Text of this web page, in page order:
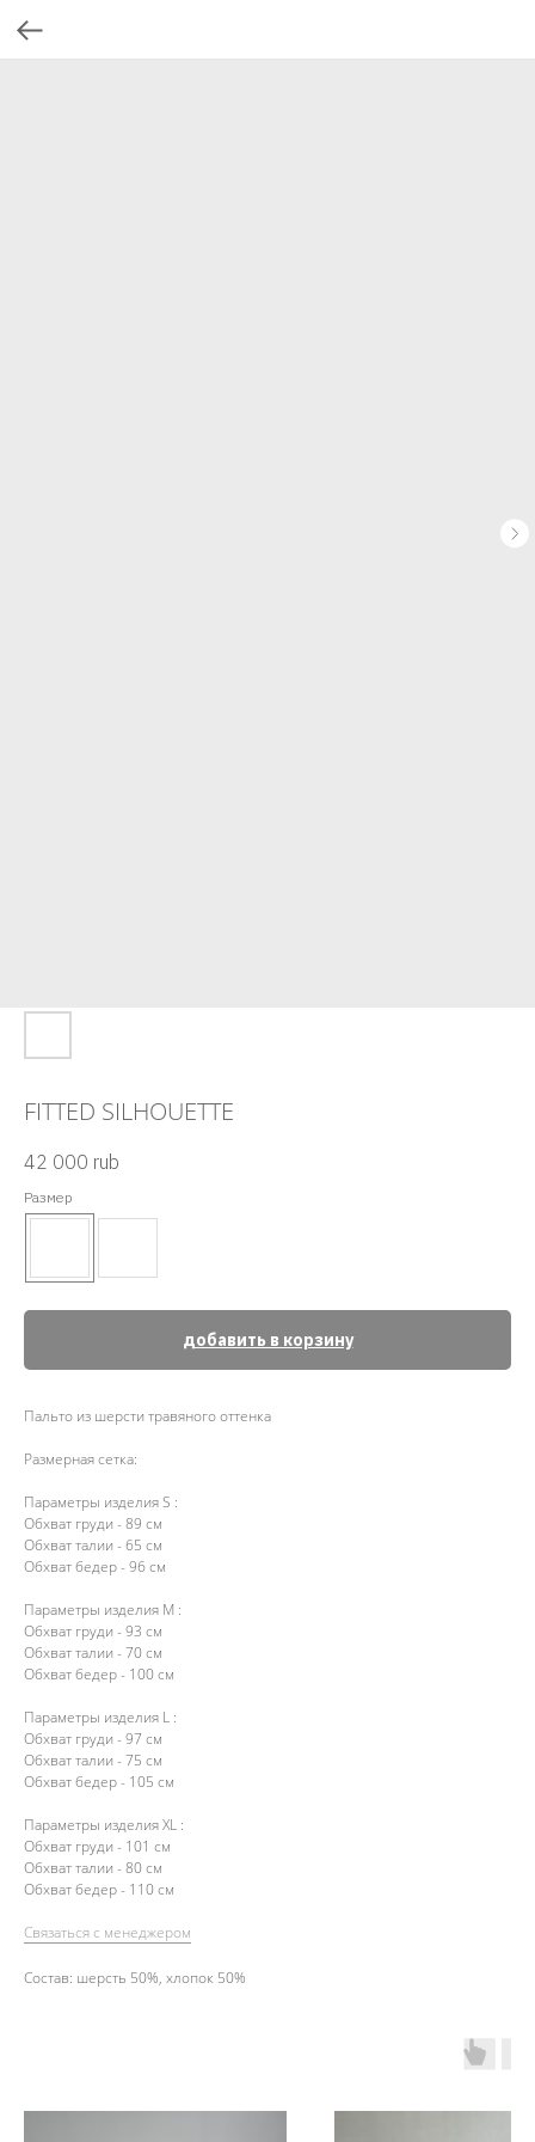
FITTED SILHOUETTE
42 000 rub
Размер
добавить в корзину
Пальто из шерсти травяного оттенка
Размерная сетка:
Параметры изделия S :
Обхват груди - 89 см
Обхват талии - 65 см
Обхват бедер - 96 см
Параметры изделия М :
Обхват груди - 93 см
Обхват талии - 70 см
Обхват бедер - 100 см
Параметры изделия L :
Обхват груди - 97 см
Обхват талии - 75 см
Обхват бедер - 105 см
Параметры изделия ХL :
Обхват груди - 101 см
Обхват талии - 80 см
Обхват бедер - 110 см
Связаться с менеджером
Состав: шерсть 50%, хлопок 50%